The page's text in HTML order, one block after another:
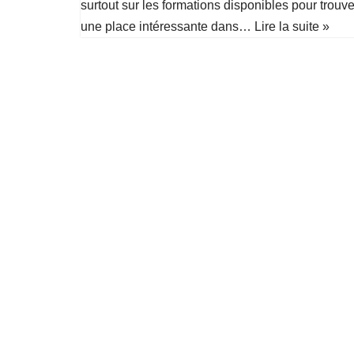
surtout sur les formations disponibles pour
une place intéressante dans… Lire la suite »